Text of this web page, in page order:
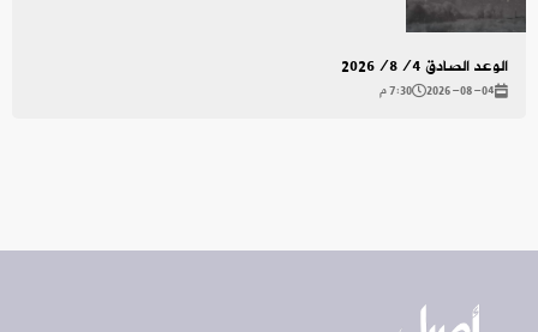
الوعد الصادق 2026/8/4
2026-08-04 7:30 م